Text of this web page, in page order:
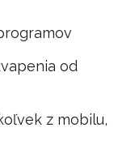
od
z mobilu,